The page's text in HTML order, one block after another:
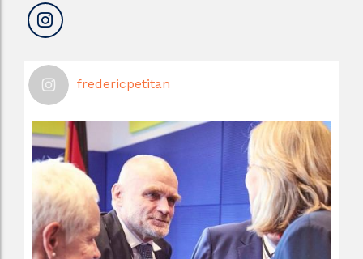
fredericpetitan